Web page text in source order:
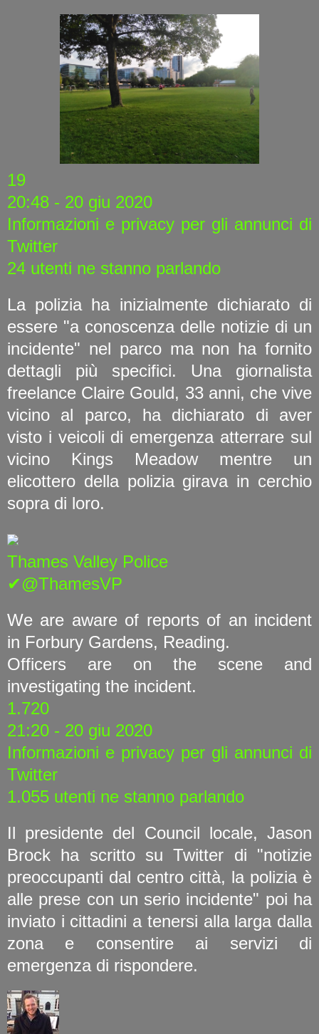
19
20:48 - 20 giu 2020
Informazioni e privacy per gli annunci di
Twitter
24 utenti ne stanno parlando
La polizia ha inizialmente dichiarato di
essere "a conoscenza delle notizie di un
incidente" nel parco ma non ha fornito
dettagli più specifici. Una giornalista
freelance Claire Gould, 33 anni, che vive
vicino al parco, ha dichiarato di aver
visto i veicoli di emergenza atterrare sul
vicino Kings Meadow mentre un
elicottero della polizia girava in cerchio
sopra di loro.
Thames Valley Police
✔@ThamesVP
We are aware of reports of an incident
in Forbury Gardens, Reading.
Officers are on the scene and
investigating the incident.
1.720
21:20 - 20 giu 2020
Informazioni e privacy per gli annunci di
Twitter
1.055 utenti ne stanno parlando
Il presidente del Council locale, Jason
Brock ha scritto su Twitter di "notizie
preoccupanti dal centro città, la polizia è
alle prese con un serio incidente" poi ha
inviato i cittadini a tenersi alla larga dalla
zona e consentire ai servizi di
emergenza di rispondere.